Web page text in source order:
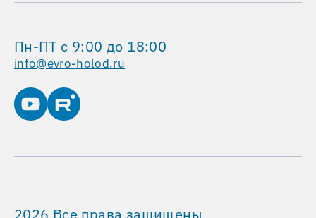
Пн-ПТ с 9:00 до 18:00
info@evro-holod.ru
2026 Все права защищены